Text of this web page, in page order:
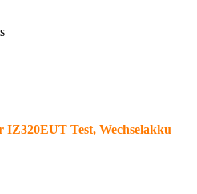
Test, Wechselakku